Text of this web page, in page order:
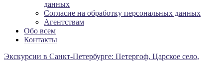
данных
Согласие на обработку персональных данных
Агентcтвам
Обо всем
Контакты
Экскурсии в Санкт-Петербурге: Петергоф, Царское село,